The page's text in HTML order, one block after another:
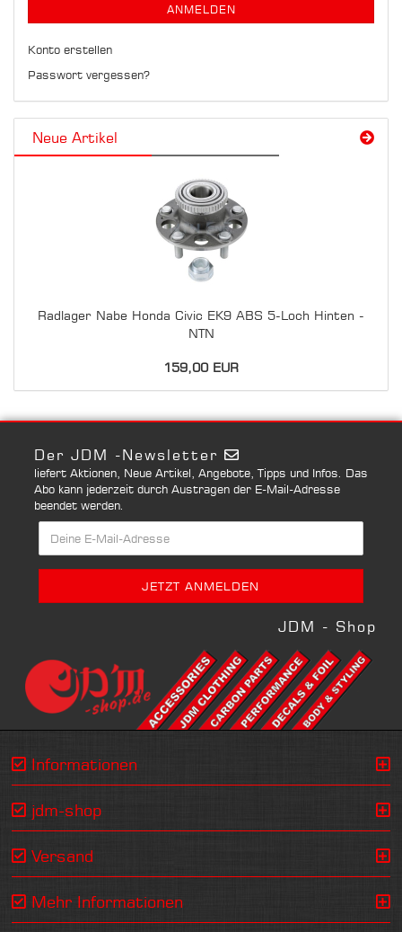
ANMELDEN
Konto erstellen
Passwort vergessen?
Neue Artikel
Radlager Nabe Honda Civic EK9 ABS 5-Loch Hinten -
NTN
159,00 EUR
Der JDM -Newsletter
liefert Aktionen, Neue Artikel, Angebote, Tipps und Infos. Das
Abo kann jederzeit durch Austragen der E-Mail-Adresse
beendet werden.
JDM - Shop
Informationen
jdm-shop
Versand
Mehr Informationen